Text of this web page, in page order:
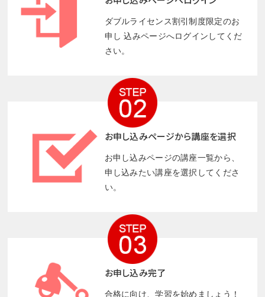
ダブルライセンス割引制度限定のお
申し 込みページへログインしてくだ
さい。
お申し込みページから講座を選択
お申し込みページの講座一覧から、
申し込みたい講座を選択してくださ
い。
お申し込み完了
合格に向け、学習を始めましょう！